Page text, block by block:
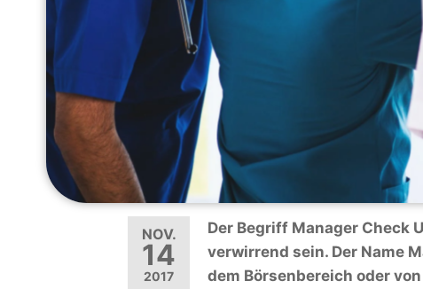
NOV.
14
2017
Der Begriff Manager Check
verwirrend sein. Der Name
dem Börsenbereich oder